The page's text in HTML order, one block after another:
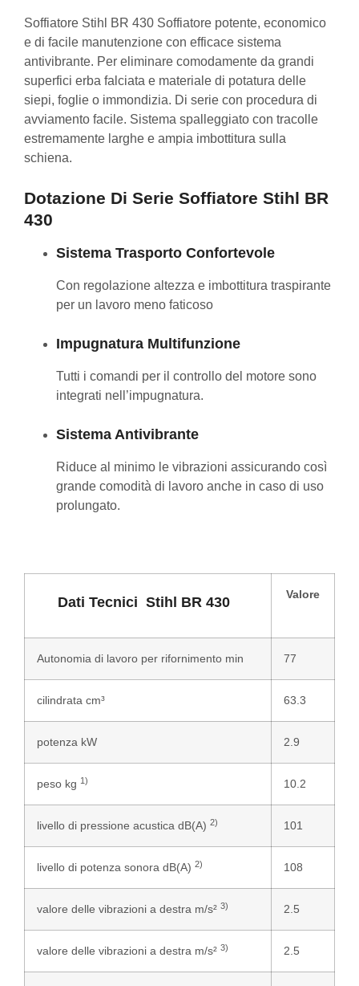
Soffiatore Stihl BR 430 Soffiatore potente, economico
e di facile manutenzione con efficace sistema
antivibrante. Per eliminare comodamente da grandi
superfici erba falciata e materiale di potatura delle
siepi, foglie o immondizia. Di serie con procedura di
avviamento facile. Sistema spalleggiato con tracolle
estremamente larghe e ampia imbottitura sulla
schiena.
Dotazione Di Serie Soffiatore Stihl BR
430
Sistema Trasporto Confortevole
Con regolazione altezza e imbottitura traspirante
per un lavoro meno faticoso
Impugnatura Multifunzione
Tutti i comandi per il controllo del motore sono
integrati nell’impugnatura.
Sistema Antivibrante
Riduce al minimo le vibrazioni assicurando così
grande comodità di lavoro anche in caso di uso
prolungato.
Dati Tecnici Stihl BR 430 Valore
Autonomia di lavoro per rifornimento min 77
cilindrata cm³ 63.3
potenza kW 2.9
peso kg 1) 10.2
livello di pressione acustica dB(A) 2) 101
livello di potenza sonora dB(A) 2) 108
valore delle vibrazioni a destra m/s² 3) 2.5
valore delle vibrazioni a destra m/s² 3) 2.5